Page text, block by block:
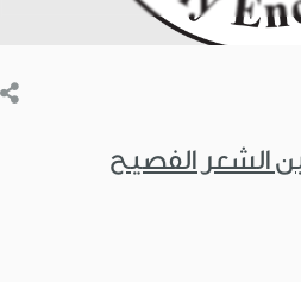
الشعر الفصيح